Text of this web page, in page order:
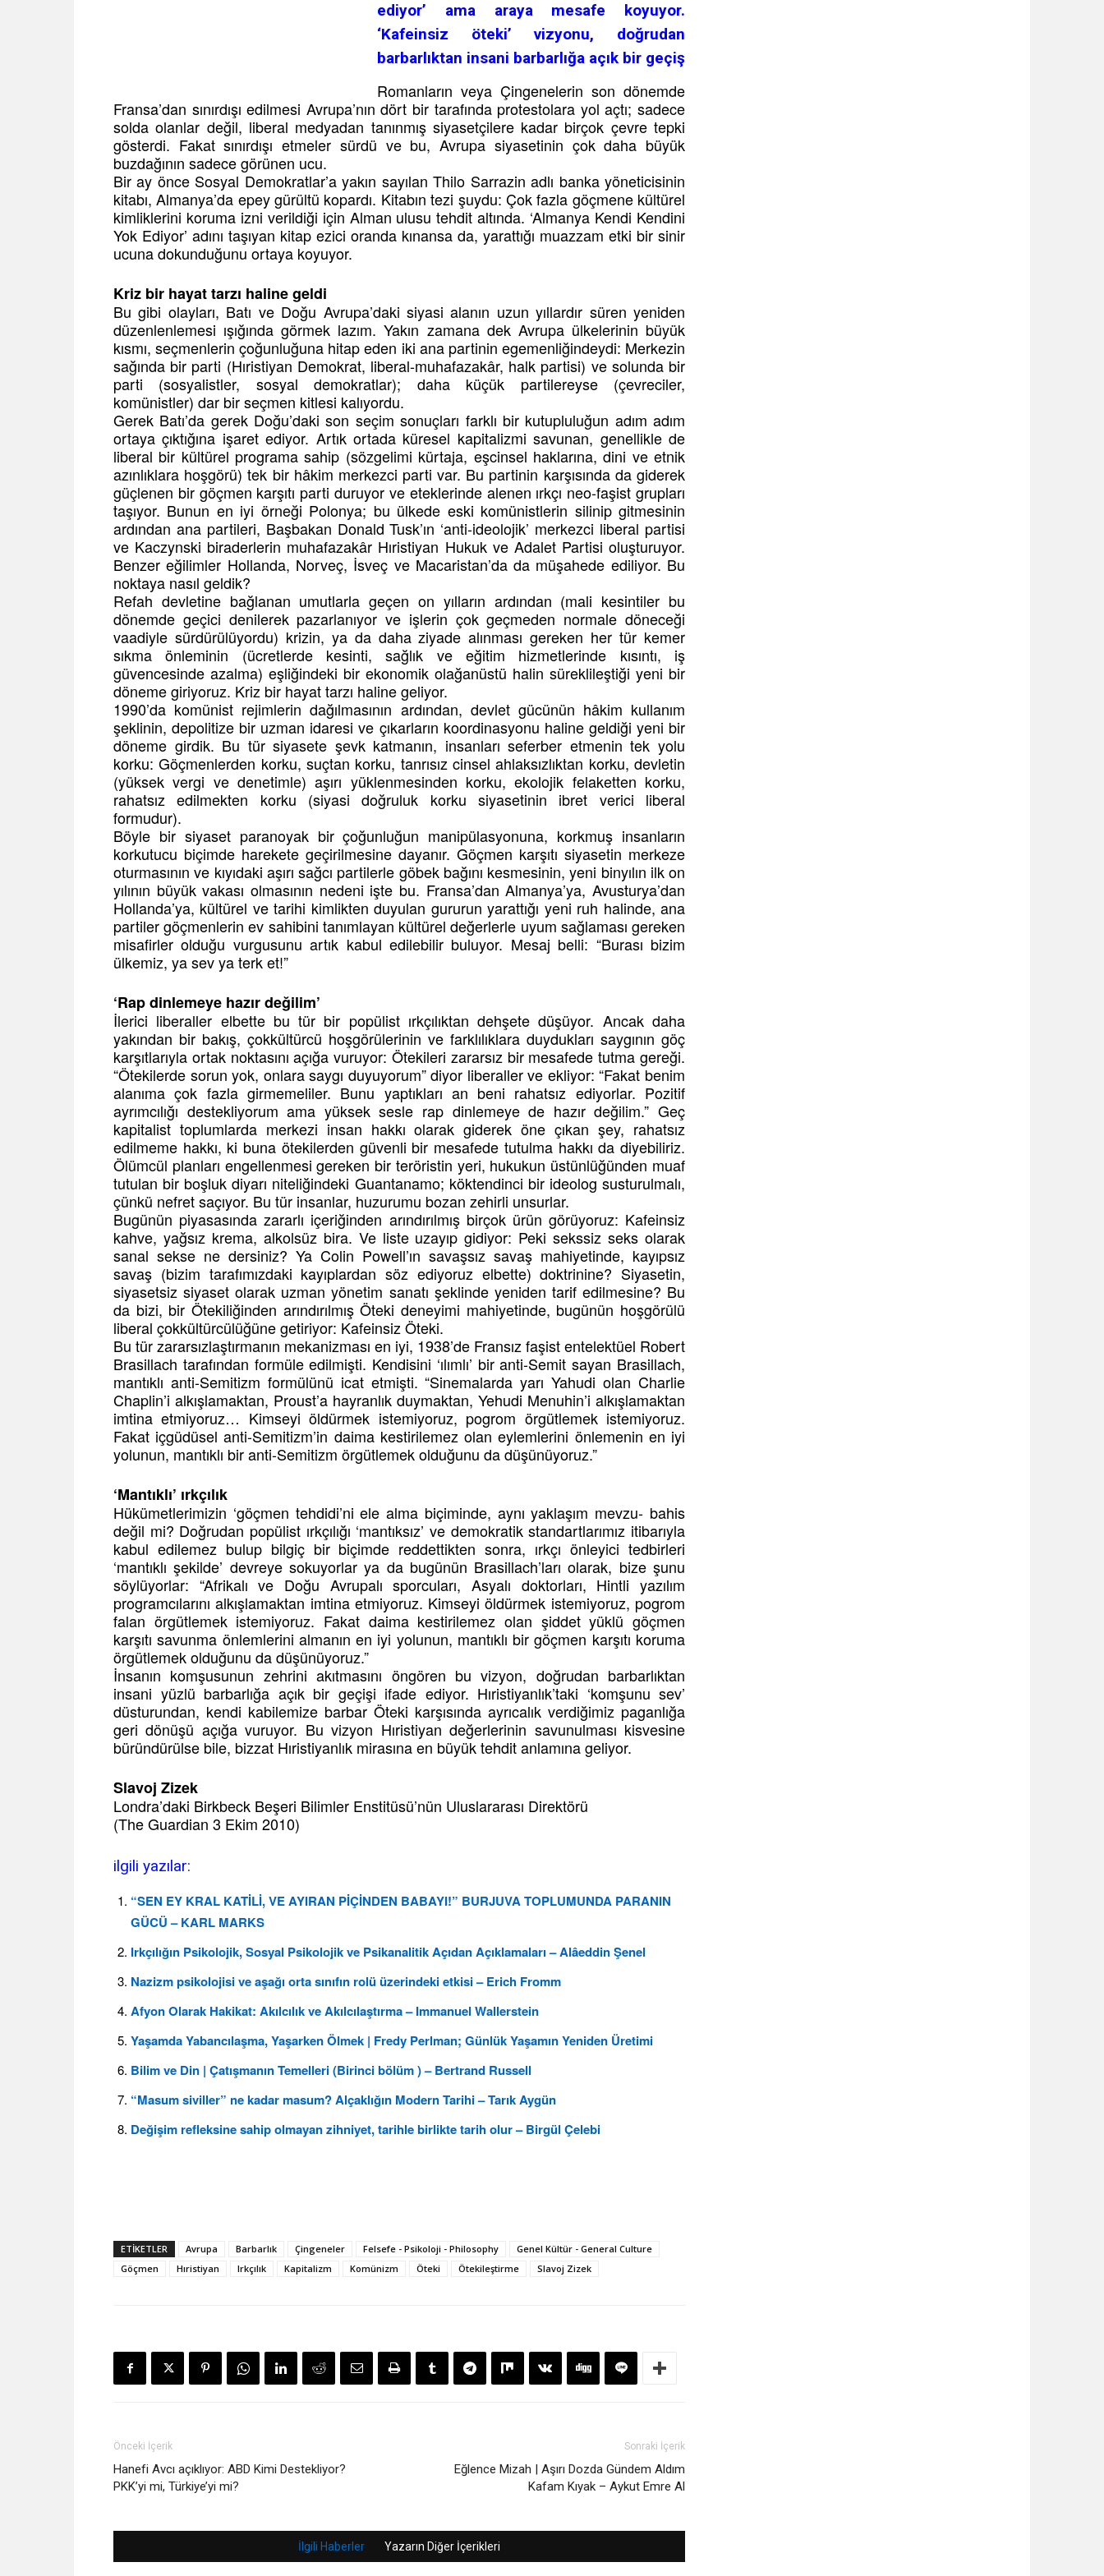
ediyor’ ama araya mesafe koyuyor.
‘Kafeinsiz öteki’ vizyonu, doğrudan
barbarlıktan insani barbarlığa açık bir geçiş
Romanların veya Çingenelerin son dönemde
Fransa’dan sınırdışı edilmesi Avrupa’nın dört bir tarafında protestolara yol açtı; sadece
solda olanlar değil, liberal medyadan tanınmış siyasetçilere kadar birçok çevre tepki
gösterdi. Fakat sınırdışı etmeler sürdü ve bu, Avrupa siyasetinin çok daha büyük
buzdağının sadece görünen ucu.
Bir ay önce Sosyal Demokratlar’a yakın sayılan Thilo Sarrazin adlı banka yöneticisinin
kitabı, Almanya’da epey gürültü kopardı. Kitabın tezi şuydu: Çok fazla göçmene kültürel
kimliklerini koruma izni verildiği için Alman ulusu tehdit altında. ‘Almanya Kendi Kendini
Yok Ediyor’ adını taşıyan kitap ezici oranda kınansa da, yarattığı muazzam etki bir sinir
ucuna dokunduğunu ortaya koyuyor.
Kriz bir hayat tarzı haline geldi
Bu gibi olayları, Batı ve Doğu Avrupa’daki siyasi alanın uzun yıllardır süren yeniden
düzenlenlemesi ışığında görmek lazım. Yakın zamana dek Avrupa ülkelerinin büyük
kısmı, seçmenlerin çoğunluğuna hitap eden iki ana partinin egemenliğindeydi: Merkezin
sağında bir parti (Hıristiyan Demokrat, liberal-muhafazakâr, halk partisi) ve solunda bir
parti (sosyalistler, sosyal demokratlar); daha küçük partilereyse (çevreciler,
komünistler) dar bir seçmen kitlesi kalıyordu.
Gerek Batı’da gerek Doğu’daki son seçim sonuçları farklı bir kutupluluğun adım adım
ortaya çıktığına işaret ediyor. Artık ortada küresel kapitalizmi savunan, genellikle de
liberal bir kültürel programa sahip (sözgelimi kürtaja, eşcinsel haklarına, dini ve etnik
azınlıklara hoşgörü) tek bir hâkim merkezci parti var. Bu partinin karşısında da giderek
güçlenen bir göçmen karşıtı parti duruyor ve eteklerinde alenen ırkçı neo-faşist grupları
taşıyor. Bunun en iyi örneği Polonya; bu ülkede eski komünistlerin silinip gitmesinin
ardından ana partileri, Başbakan Donald Tusk’ın ‘anti-ideolojik’ merkezci liberal partisi
ve Kaczynski biraderlerin muhafazakâr Hıristiyan Hukuk ve Adalet Partisi oluşturuyor.
Benzer eğilimler Hollanda, Norveç, İsveç ve Macaristan’da da müşahede ediliyor. Bu
noktaya nasıl geldik?
Refah devletine bağlanan umutlarla geçen on yılların ardından (mali kesintiler bu
dönemde geçici denilerek pazarlanıyor ve işlerin çok geçmeden normale döneceği
vaadiyle sürdürülüyordu) krizin, ya da daha ziyade alınması gereken her tür kemer
sıkma önleminin (ücretlerde kesinti, sağlık ve eğitim hizmetlerinde kısıntı, iş
güvencesinde azalma) eşliğindeki bir ekonomik olağanüstü halin süreklileştiği yeni bir
döneme giriyoruz. Kriz bir hayat tarzı haline geliyor.
1990’da komünist rejimlerin dağılmasının ardından, devlet gücünün hâkim kullanım
şeklinin, depolitize bir uzman idaresi ve çıkarların koordinasyonu haline geldiği yeni bir
döneme girdik. Bu tür siyasete şevk katmanın, insanları seferber etmenin tek yolu
korku: Göçmenlerden korku, suçtan korku, tanrısız cinsel ahlaksızlıktan korku, devletin
(yüksek vergi ve denetimle) aşırı yüklenmesinden korku, ekolojik felaketten korku,
rahatsız edilmekten korku (siyasi doğruluk korku siyasetinin ibret verici liberal
formudur).
Böyle bir siyaset paranoyak bir çoğunluğun manipülasyonuna, korkmuş insanların
korkutucu biçimde harekete geçirilmesine dayanır. Göçmen karşıtı siyasetin merkeze
oturmasının ve kıyıdaki aşırı sağcı partilerle göbek bağını kesmesinin, yeni binyılın ilk on
yılının büyük vakası olmasının nedeni işte bu. Fransa’dan Almanya’ya, Avusturya’dan
Hollanda’ya, kültürel ve tarihi kimlikten duyulan gururun yarattığı yeni ruh halinde, ana
partiler göçmenlerin ev sahibini tanımlayan kültürel değerlerle uyum sağlaması gereken
misafirler olduğu vurgusunu artık kabul edilebilir buluyor. Mesaj belli: “Burası bizim
ülkemiz, ya sev ya terk et!”
‘Rap dinlemeye hazır değilim’
İlerici liberaller elbette bu tür bir popülist ırkçılıktan dehşete düşüyor. Ancak daha
yakından bir bakış, çokkültürcü hoşgörülerinin ve farklılıklara duydukları saygının göç
karşıtlarıyla ortak noktasını açığa vuruyor: Ötekileri zararsız bir mesafede tutma gereği.
“Ötekilerde sorun yok, onlara saygı duyuyorum” diyor liberaller ve ekliyor: “Fakat benim
alanıma çok fazla girmemeliler. Bunu yaptıkları an beni rahatsız ediyorlar. Pozitif
ayrımcılığı destekliyorum ama yüksek sesle rap dinlemeye de hazır değilim.” Geç
kapitalist toplumlarda merkezi insan hakkı olarak giderek öne çıkan şey, rahatsız
edilmeme hakkı, ki buna ötekilerden güvenli bir mesafede tutulma hakkı da diyebiliriz.
Ölümcül planları engellenmesi gereken bir teröristin yeri, hukukun üstünlüğünden muaf
tutulan bir boşluk diyarı niteliğindeki Guantanamo; köktendinci bir ideolog susturulmalı,
çünkü nefret saçıyor. Bu tür insanlar, huzurumu bozan zehirli unsurlar.
Bugünün piyasasında zararlı içeriğinden arındırılmış birçok ürün görüyoruz: Kafeinsiz
kahve, yağsız krema, alkolsüz bira. Ve liste uzayıp gidiyor: Peki sekssiz seks olarak
sanal sekse ne dersiniz? Ya Colin Powell’ın savaşsız savaş mahiyetinde, kayıpsız
savaş (bizim tarafımızdaki kayıplardan söz ediyoruz elbette) doktrinine? Siyasetin,
siyasetsiz siyaset olarak uzman yönetim sanatı şeklinde yeniden tarif edilmesine? Bu
da bizi, bir Ötekiliğinden arındırılmış Öteki deneyimi mahiyetinde, bugünün hoşgörülü
liberal çokkültürcülüğüne getiriyor: Kafeinsiz Öteki.
Bu tür zararsızlaştırmanın mekanizması en iyi, 1938’de Fransız faşist entelektüel Robert
Brasillach tarafından formüle edilmişti. Kendisini ‘ılımlı’ bir anti-Semit sayan Brasillach,
mantıklı anti-Semitizm formülünü icat etmişti. “Sinemalarda yarı Yahudi olan Charlie
Chaplin’i alkışlamaktan, Proust’a hayranlık duymaktan, Yehudi Menuhin’i alkışlamaktan
imtina etmiyoruz… Kimseyi öldürmek istemiyoruz, pogrom örgütlemek istemiyoruz.
Fakat içgüdüsel anti-Semitizm’in daima kestirilemez olan eylemlerini önlemenin en iyi
yolunun, mantıklı bir anti-Semitizm örgütlemek olduğunu da düşünüyoruz.”
‘Mantıklı’ ırkçılık
Hükümetlerimizin ‘göçmen tehdidi’ni ele alma biçiminde, aynı yaklaşım mevzu- bahis
değil mi? Doğrudan popülist ırkçılığı ‘mantıksız’ ve demokratik standartlarımız itibarıyla
kabul edilemez bulup bilgiç bir biçimde reddettikten sonra, ırkçı önleyici tedbirleri
‘mantıklı şekilde’ devreye sokuyorlar ya da bugünün Brasillach’ları olarak, bize şunu
söylüyorlar: “Afrikalı ve Doğu Avrupalı sporcuları, Asyalı doktorları, Hintli yazılım
programcılarını alkışlamaktan imtina etmiyoruz. Kimseyi öldürmek istemiyoruz, pogrom
falan örgütlemek istemiyoruz. Fakat daima kestirilemez olan şiddet yüklü göçmen
karşıtı savunma önlemlerini almanın en iyi yolunun, mantıklı bir göçmen karşıtı koruma
örgütlemek olduğunu da düşünüyoruz.”
İnsanın komşusunun zehrini akıtmasını öngören bu vizyon, doğrudan barbarlıktan
insani yüzlü barbarlığa açık bir geçişi ifade ediyor. Hıristiyanlık’taki ‘komşunu sev’
düsturundan, kendi kabilemize barbar Öteki karşısında ayrıcalık verdiğimiz paganlığa
geri dönüşü açığa vuruyor. Bu vizyon Hıristiyan değerlerinin savunulması kisvesine
büründürülse bile, bizzat Hıristiyanlık mirasına en büyük tehdit anlamına geliyor.
Slavoj Zizek
Londra’daki Birkbeck Beşeri Bilimler Enstitüsü’nün Uluslararası Direktörü
(The Guardian 3 Ekim 2010)
ilgili yazılar:
“SEN EY KRAL KATİLİ, VE AYIRAN PİÇİNDEN BABAYI!” BURJUVA TOPLUMUNDA PARANIN
GÜCÜ – KARL MARKS
Irkçılığın Psikolojik, Sosyal Psikolojik ve Psikanalitik Açıdan Açıklamaları – Alâeddin Şenel
Nazizm psikolojisi ve aşağı orta sınıfın rolü üzerindeki etkisi – Erich Fromm
Afyon Olarak Hakikat: Akılcılık ve Akılcılaştırma – Immanuel Wallerstein
Yaşamda Yabancılaşma, Yaşarken Ölmek | Fredy Perlman; Günlük Yaşamın Yeniden Üretimi
Bilim ve Din | Çatışmanın Temelleri (Birinci bölüm ) – Bertrand Russell
“Masum siviller” ne kadar masum? Alçaklığın Modern Tarihi – Tarık Aygün
Değişim refleksine sahip olmayan zihniyet, tarihle birlikte tarih olur – Birgül Çelebi
ETIKETLER Avrupa Barbarlık Çingeneler Felsefe - Psikoloji - Philosophy
Genel Kültür - General Culture
Göçmen
Hıristiyan Irkçılık Kapitalizm Komünizm Öteki Ötekileştirme Slavoj Zizek
Önceki İçerik
Hanefi Avcı açıklıyor: ABD Kimi Destekliyor?
PKK’yi mi, Türkiye’yi mi?
Sonraki İçerik
Eğlence Mizah | Aşırı Dozda Gündem Aldım
Kafam Kıyak – Aykut Emre Al
İlgili Haberler Yazarın Diğer İçerikleri